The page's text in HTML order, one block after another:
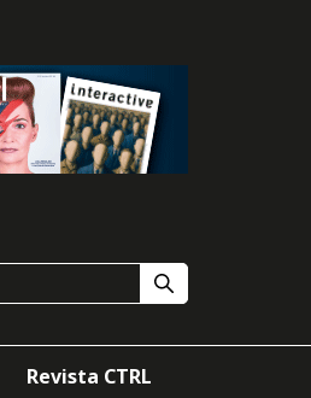
Revista CTRL